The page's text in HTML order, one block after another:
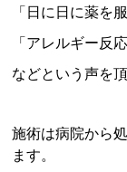
「日に日に薬を
「アレルギー反
などという声を
施術は病院から
ます。